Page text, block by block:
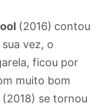
(2016) contou
sua vez, o
ficou por
muito bom
(2018) se tornou